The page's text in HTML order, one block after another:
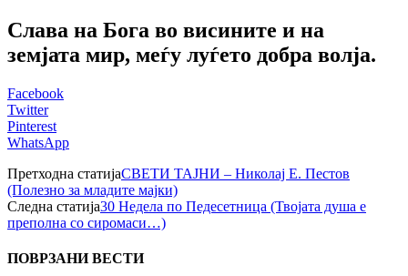
Слава на Бога во висините и на
земјата мир, меѓу луѓето добра волја.
Facebook
Twitter
Pinterest
WhatsApp
Претходна статијаСВЕТИ ТАЈНИ – Николај Е. Пестов
(Полезно за младите мајки)
Следна статија30 Недела по Педесетница (Твојата душа е
преполна со сиромаси…)
ПОВРЗАНИ ВЕСТИ